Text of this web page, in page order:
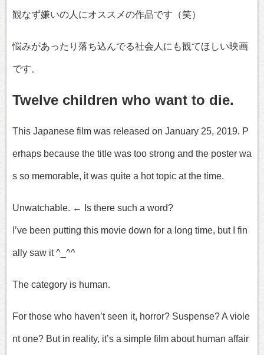
観なず嫌いの人にオススメの作品です（笑）
悩みがあったり落ち込んでる社会人にも観てほしい映画
です。
Twelve children who want to die.
This Japanese film was released on January 25, 2019. P
erhaps because the title was too strong and the poster wa
s so memorable, it was quite a hot topic at the time.
Unwatchable. ← Is there such a word?
I’ve been putting this movie down for a long time, but I fin
ally saw it ^_^^
The category is human.
For those who haven’t seen it, horror? Suspense? A viole
nt one? But in reality, it’s a simple film about human affair